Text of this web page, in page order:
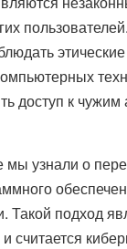
доступ к чужим
мы узнали о
Такой подход
считается